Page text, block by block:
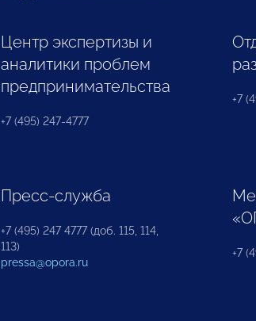
Центр экспертизы и
аналитики проблем
предпринимательства
+7 (495) 247-4777
+7
Пресс-служба
+7 (495) 247 4777 (доб. 115, 114,
113)
pressa@opora.ru
+7